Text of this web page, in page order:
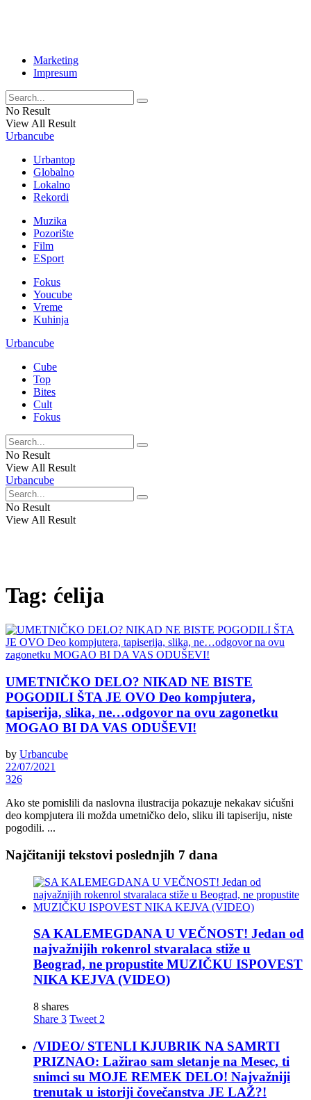
Marketing
Impresum
No Result
View All Result
Urbancube
Urbantop
Globalno
Lokalno
Rekordi
Muzika
Pozorište
Film
ESport
Fokus
Youcube
Vreme
Kuhinja
Urbancube
Cube
Top
Bites
Cult
Fokus
No Result
View All Result
Urbancube
No Result
View All Result
Tag: ćelija
UMETNIČKO DELO? NIKAD NE BISTE
POGODILI ŠTA JE OVO Deo kompjutera,
tapiserija, slika, ne…odgovor na ovu zagonetku
MOGAO BI DA VAS ODUŠEVI!
by Urbancube
22/07/2021
326
Ako ste pomislili da naslovna ilustracija pokazuje nekakav sićušni
deo kompjutera ili možda umetničko delo, sliku ili tapiseriju, niste
pogodili. ...
Najčitaniji tekstovi poslednjih 7 dana
SA KALEMEGDANA U VEČNOST! Jedan od
najvažnijih rokenrol stvaralaca stiže u
Beograd, ne propustite MUZIČKU ISPOVEST
NIKA KEJVA (VIDEO)
8 shares
Share 3 Tweet 2
/VIDEO/ STENLI KJUBRIK NA SAMRTI
PRIZNAO: Lažirao sam sletanje na Mesec, ti
snimci su MOJE REMEK DELO! Najvažniji
trenutak u istoriji čovečanstva JE LAŽ?!